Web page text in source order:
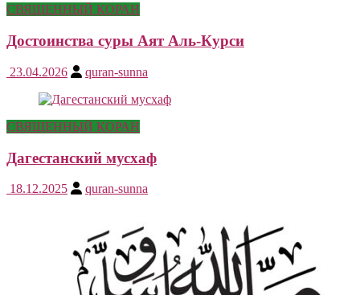
СВЯЩЕННЫЙ КОРАН
Достоинства суры Аят Аль-Курси
23.04.2026 quran-sunna
СВЯЩЕННЫЙ КОРАН
Дагестанский мусхаф
18.12.2025 quran-sunna